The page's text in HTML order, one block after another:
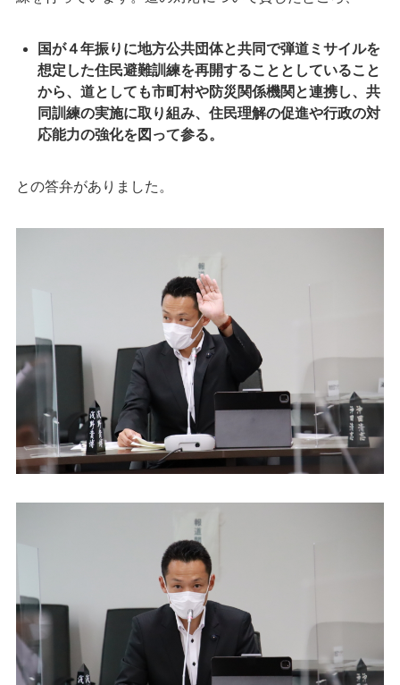
国が４年振りに地方公共団体と共同で弾道ミサイルを
想定した住民避難訓練を再開することとしていること
から、道としても市町村や防災関係機関と連携し、共
同訓練の実施に取り組み、住民理解の促進や行政の対
応能力の強化を図って参る。
との答弁がありました。